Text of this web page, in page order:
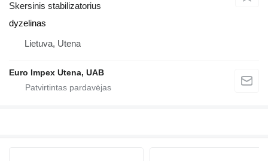
Skersinis stabilizatorius
dyzelinas
Lietuva, Utena
Euro Impex Utena, UAB